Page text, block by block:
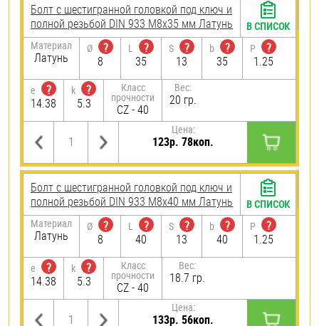
Болт с шестигранной головкой под ключ и
полной резьбой DIN 933 М8х35 мм Латунь
Материал
Латунь
Ø
?
8
L
?
35
S
?
13
b
?
35
P
?
1.25
e
?
14.38
k
?
5.3
Класс
прочности
CZ - 40
Вес:
20 гр.
Цена:
123р. 78коп.
В СПИСОК
Болт с шестигранной головкой под ключ и
полной резьбой DIN 933 М8х40 мм Латунь
Материал
Латунь
Ø
?
8
L
?
40
S
?
13
b
?
40
P
?
1.25
e
?
14.38
k
?
5.3
Класс
прочности
CZ - 40
Вес:
18.7 гр.
Цена:
133р. 56коп.
В СПИСОК